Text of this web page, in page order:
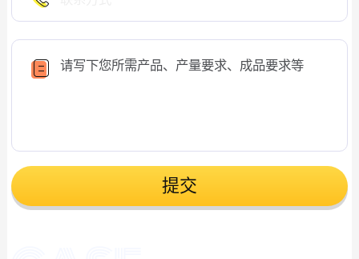
提交